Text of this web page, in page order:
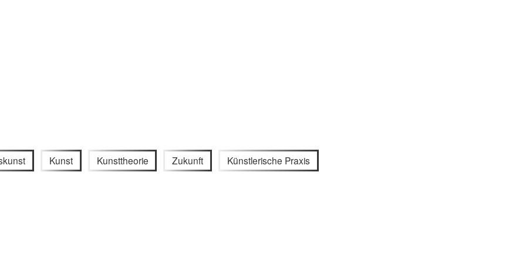
Kunst Kunsttheorie Zukunft Künstlerische Praxis